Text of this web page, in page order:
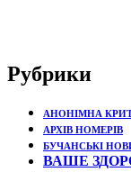
Рубрики
АНОНІМНА
АРХІВ НОМЕРІВ
БУЧАНСЬКІ
ВАШЕ